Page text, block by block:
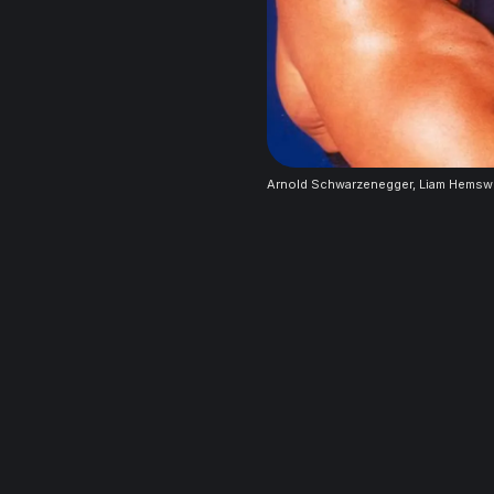
Arnold Schwarzenegger, Liam